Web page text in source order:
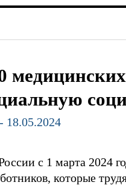
18.05.2024
с 1 марта 2024
которые